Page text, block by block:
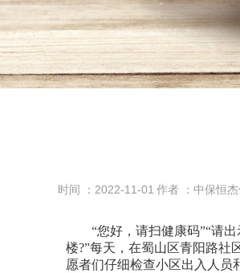
时间 ：2022-11-01 作者 ：中保恒杰
“您好，请扫健康码”“请出
楼?”每天，在蜀山区青阳路
愿者们仔细检查小区出入人员